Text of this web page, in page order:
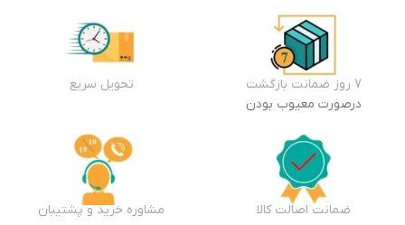
7 روز ضمانت بازگشت
درصورت معیوب بودن
تحویل سریع
ضمانت اصالت کالا مشاوره خرید و پشتیبان